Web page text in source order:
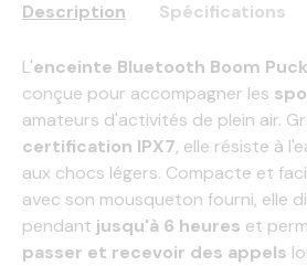
Description Spécifications
L'enceinte Bluetooth Boom Puck
conçue pour accompagner les
amateurs d'activités de plein air.
certification IPX7, elle résiste à
aux chocs légers. Compacte et
avec son mousqueton fourni, elle
pendant jusqu'à 6 heures et
passer et recevoir des appels